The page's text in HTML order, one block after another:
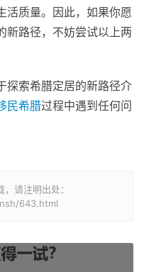
活质量。因此，如果你愿
新路径，不妨尝试以上两
探索希腊定居的新路径介
民希腊过程中遇到任何问
请注明出处：
643.html